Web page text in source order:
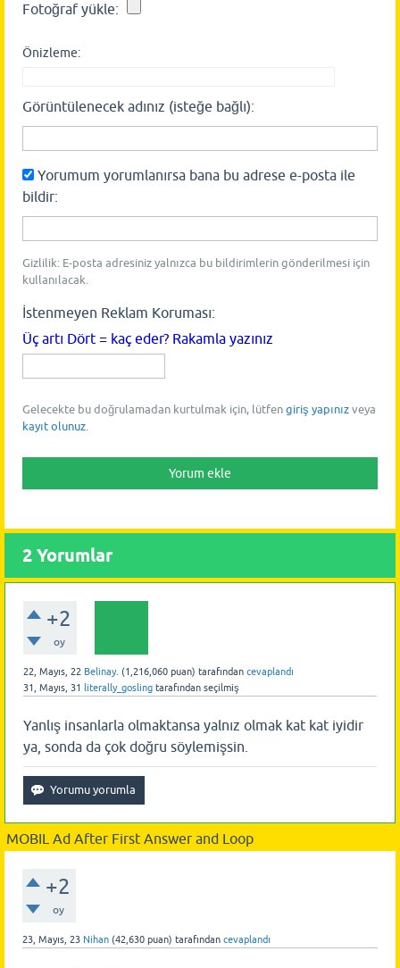
Fotoğraf yükle:
Önizleme:
Görüntülenecek adınız (isteğe bağlı):
Yorumum yorumlanırsa bana bu adrese e-posta ile
bildir:
Gizlilik: E-posta adresiniz yalnızca bu bildirimlerin gönderilmesi için
kullanılacak.
İstenmeyen Reklam Koruması:
Üç artı Dört = kaç eder? Rakamla yazınız
Gelecekte bu doğrulamadan kurtulmak için, lütfen giriş yapınız veya
kayıt olunuz.
2 Yorumlar
+2
oy
22, Mayıs, 22 Belinay. (1,216,060 puan) tarafından cevaplandı
31, Mayıs, 31 literally_gosling tarafından seçilmiş
Yanlış insanlarla olmaktansa yalnız olmak kat kat iyidir
ya, sonda da çok doğru söylemişsin.
MOBIL Ad After First Answer and Loop
+2
oy
23, Mayıs, 23 Nihan (42,630 puan) tarafından cevaplandı